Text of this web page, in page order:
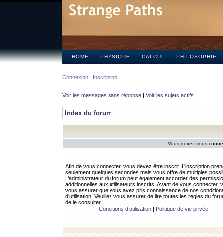
HOME PHYSIQUE CALCUL PHILOSOPHIE
Connexion Inscription
Voir les messages sans réponse | Voir les sujets actifs
Index du forum
Vous devez vous
Afin de vous connecter, vous devez être inscrit. L’inscription
seulement quelques secondes mais vous offre de multiples
L’administrateur du forum peut également accorder des
additionnelles aux utilisateurs inscrits. Avant de vous connecter,
vous assurer que vous avez pris connaissance de nos
d’utilisation. Veuillez vous assurer de lire toutes les règles du
de le consulter.
Conditions d’utilisation| Politique de vie privée